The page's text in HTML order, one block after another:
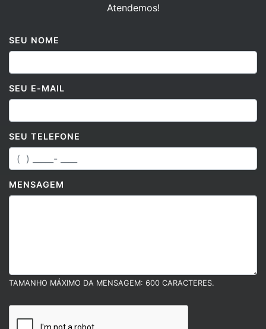
Atendemos!
SEU NOME
SEU E-MAIL
SEU TELEFONE
MENSAGEM
TAMANHO MÁXIMO DA MENSAGEM: 600 CARACTERES.